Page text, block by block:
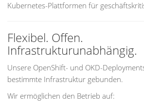
Kubernetes-Plattformen für
Flexibel. Offen.
Infrastrukturunabhängig.
Unsere OpenShift- und OKD-
bestimmte Infrastruktur gebunden.
Wir ermöglichen den Betrieb auf: